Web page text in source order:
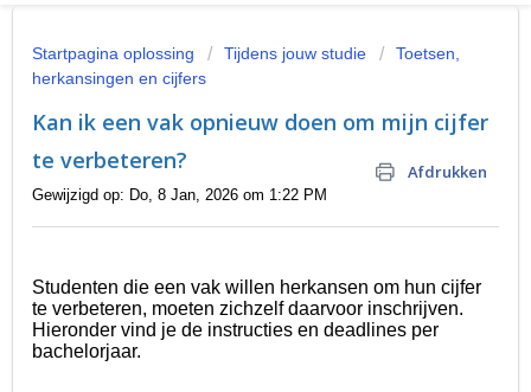
Startpagina oplossing Tijdens jouw studie
Toetsen,
herkansingen en cijfers
Kan ik een vak opnieuw doen om mijn cijfer
te verbeteren?
Afdrukken
Gewijzigd op: Do, 8 Jan, 2026 om 1:22 PM
Studenten die een vak willen herkansen om hun cijfer
te verbeteren, moeten zichzelf daarvoor inschrijven.
Hieronder vind je de instructies en deadlines per
bachelorjaar.